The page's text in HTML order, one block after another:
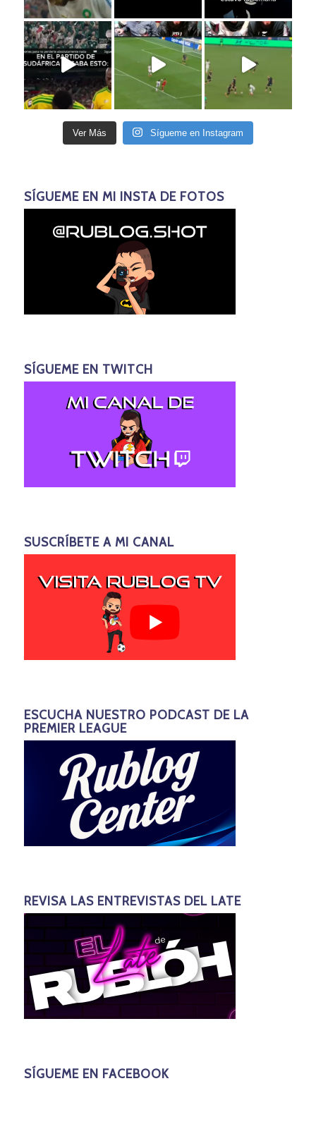
Ver Más Sígueme en Instagram
SÍGUEME EN MI INSTA DE FOTOS
SÍGUEME EN TWITCH
SUSCRÍBETE A MI CANAL
ESCUCHA NUESTRO PODCAST DE LA
PREMIER LEAGUE
REVISA LAS ENTREVISTAS DEL LATE
SÍGUEME EN FACEBOOK